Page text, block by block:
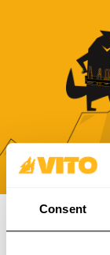
Consent